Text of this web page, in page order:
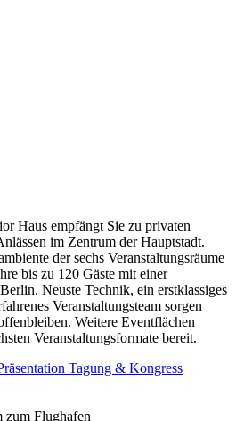
Haus empfängt Sie zu privaten
im Zentrum der Hauptstadt.
der sechs Veranstaltungsräume
bis zu 120 Gäste mit einer
Neuste Technik, ein erstklassiges
Veranstaltungsteam sorgen
Weitere Eventflächen
Veranstaltungsformate bereit.
Tagung & Kongress
zum Flughafen